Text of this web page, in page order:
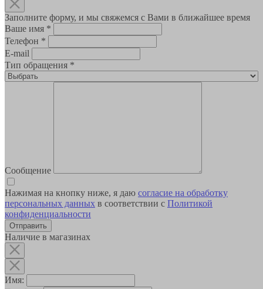
Заполните форму, и мы свяжемся с Вами в ближайшее время
Ваше имя *
Телефон *
E-mail
Тип обращения *
Сообщение
Нажимая на кнопку ниже, я даю согласие на обработку
персональных данных в соответствии с Политикой
конфиденциальности
Наличие в магазинах
Имя: